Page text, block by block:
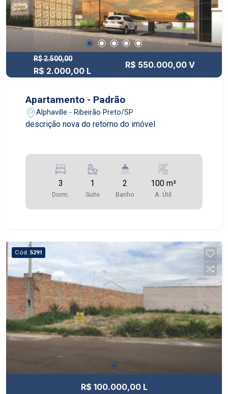
R$ 2.500,00
R$ 2.000,00 L
R$ 550.000,00 V
Apartamento - Padrão
Alphaville - Ribeirão Preto/SP
descrição nova do retorno do imóvel
3
Dorm.
1
Suite
2
Banho
100 m²
A. Útil
Cód. 5291
R$ 100.000,00 L